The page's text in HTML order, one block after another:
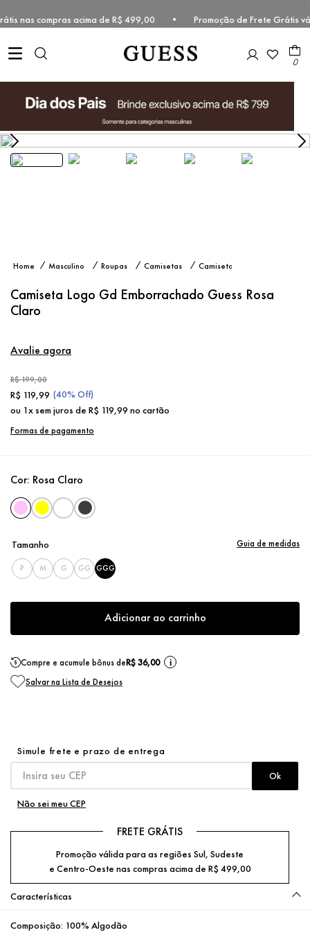
nas compras acima de R$ 499,00 • Promoção de Frete
0
Masculino Roupas Camisetas
Camiseta
Guess Rosa
Claro
Camiseta Logo Gd Emborrachado Guess Rosa
Claro
Avalie agora
R$199,00
R$ 119,99 (40% Off)
ou 1x sem juros de R$ 119,99 no cartão
Formas de pagamento
Cor: Rosa Claro
Tamanho
P M G GG GGG
Guia de medidas
Adicionar ao carrinho
Compre e acumule bônus deR$ 36,00 i
Não sei meu CEP
FRETE GRÁTIS
Promoção válida para as regiões Sul, Sudeste
e Centro-Oeste nas compras acima de R$ 499,00
Características
Composição: 100% Algodão